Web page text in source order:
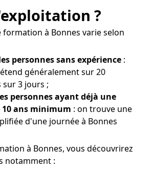
?
formation à Bonnes varie selon
personnes sans expérience :
généralement sur 20
sur 3 jours ;
personnes ayant déjà une
10 ans minimum : on trouve une
d'une journée à Bonnes
à Bonnes, vous découvrirez
notamment :